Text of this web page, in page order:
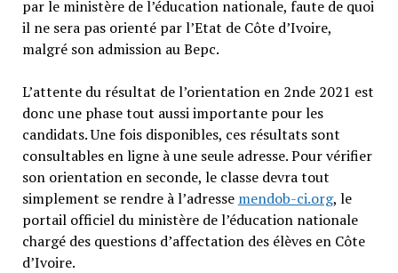
par le ministère de l’éducation nationale, faute de quoi
il ne sera pas orienté par l’Etat de Côte d’Ivoire,
malgré son admission au Bepc.
L’attente du résultat de l’orientation en 2nde 2021 est
donc une phase tout aussi importante pour les
candidats. Une fois disponibles, ces résultats sont
consultables en ligne à une seule adresse. Pour vérifier
son orientation en seconde, le classe devra tout
simplement se rendre à l’adresse mendob-ci.org, le
portail officiel du ministère de l’éducation nationale
chargé des questions d’affectation des élèves en Côte
d’Ivoire.